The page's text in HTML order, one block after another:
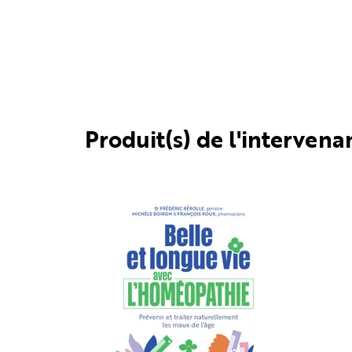
Produit(s) de